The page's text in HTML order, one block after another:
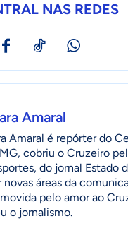
NAS REDES
Amaral
Amaral é repórter do
cobriu o Cruzeiro
do jornal Estado
novas áreas da
pelo amor ao
o jornalismo.